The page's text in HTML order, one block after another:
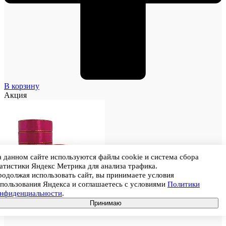
В корзину
Акция
данном сайте используются файлы cookie и система сбора
Яндекс Метрика для анализа трафика.
использовать сайт, вы принимаете условия
Яндекса и соглашаетесь с условиями Политики
.
Принимаю